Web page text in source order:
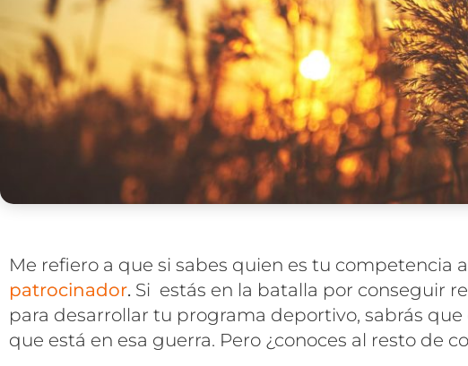
Me refiero a que si sabes quien es tu competencia
patrocinador. Si estás en la batalla por conseguir
para desarrollar tu programa deportivo, sabrás que
que está en esa guerra. Pero ¿conoces al resto de